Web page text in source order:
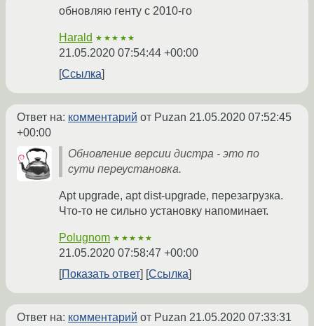
обновляю генту с 2010-го
Harald ★★★★★
21.05.2020 07:54:44 +00:00
Ссылка
Ответ на: комментарий от Puzan 21.05.2020 07:52:45
+00:00
Обновление версии дистра - это по
сути переустановка.
Apt upgrade, apt dist-upgrade, перезагрузка.
Что-то не сильно установку напоминает.
Polugnom ★★★★★
21.05.2020 07:58:47 +00:00
Показать ответ
Ссылка
Ответ на: комментарий от Puzan 21.05.2020 07:33:31